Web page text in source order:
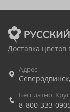
Доставка
Адрес
Северодвинск,
Бесплатно.
8-800-333-